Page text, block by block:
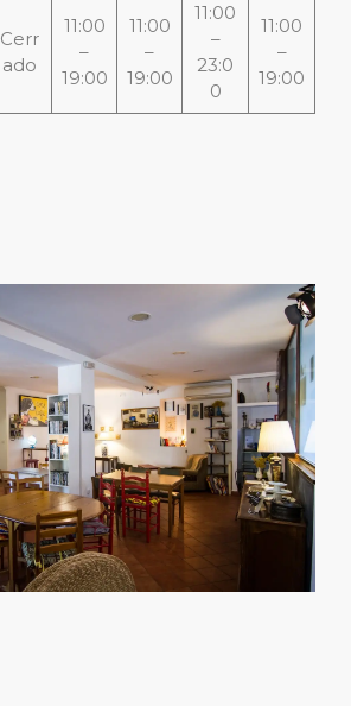
Cerr
ado
11:00
–
19:00
11:00
–
19:00
11:00
–
23:0
0
11:00
–
19:00